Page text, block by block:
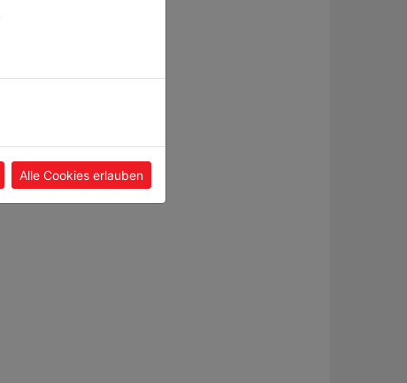
Alle Cookies erlauben